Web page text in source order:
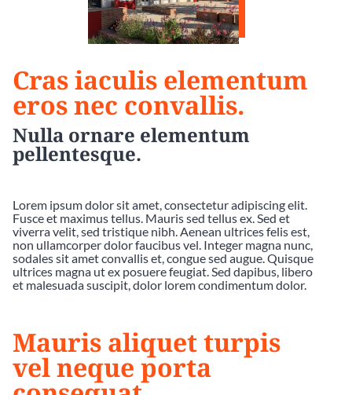
Cras iaculis elementum
eros nec convallis.
Nulla ornare elementum
pellentesque.
Lorem ipsum dolor sit amet, consectetur adipiscing elit.
Fusce et maximus tellus. Mauris sed tellus ex. Sed et
viverra velit, sed tristique nibh. Aenean ultrices felis est,
non ullamcorper dolor faucibus vel. Integer magna nunc,
sodales sit amet convallis et, congue sed augue. Quisque
ultrices magna ut ex posuere feugiat. Sed dapibus, libero
et malesuada suscipit, dolor lorem condimentum dolor.
Mauris aliquet turpis
vel neque porta